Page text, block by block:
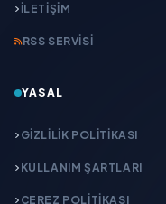
İLETIŞIM
RSS SERVISI
YASAL
GIZLILIK POLITIKASI
KULLANIM ŞARTLARI
ÇEREZ POLITIKASI